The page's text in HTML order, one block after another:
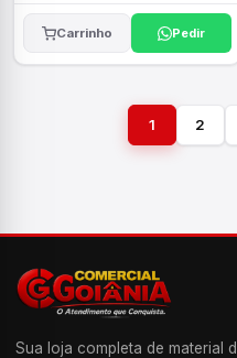
Carrinho Pedir
1 2
Sua loja completa de material